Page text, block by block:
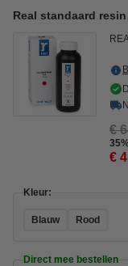
Real standaard
€
€
Kleur:
Blauw Rood
Direct mee bestellen